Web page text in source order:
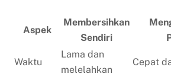
Aspek
Membersihkan
Sendiri
Waktu
Lama dan
melelahkan
Cepat